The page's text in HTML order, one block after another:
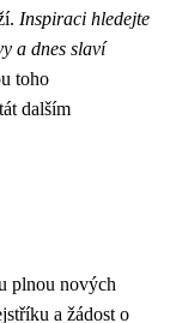
Inspiraci hledejte
a dnes slaví
toho
dalším
plnou nových
a žádost o